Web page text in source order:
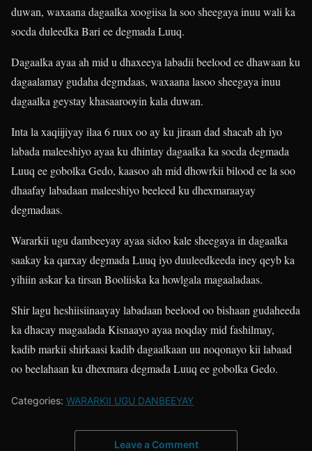
duwan, waxaana dagaalka xoogiisa la soo sheegaya inuu wali ka
socda duleedka Bari ee degmada Luuq.
Dagaalka ayaa ah mid u dhaxeeya labadii beelood ee dhawaan ku
dagaalamay gudaha degmdaas, waxaana lasoo sheegaya inuu
dagaalka geystay khasaarooyin kala duwan.
Inta la xaqiijiyay ilaa 6 ruux oo ay ku jiraan dad shacab ah iyo
labada maleeshiyo ayaa ku dhintay dagaalka ka socda degmada
Luuq ee gobolka Gedo, kaasoo ah mid dhowrkii bilood ee la soo
dhaafay labadaan maleeshiyo beeleed ku dhexmaraayay
degmadaas.
Wararkii ugu dambeeyay ayaa sidoo kale sheegaya in dagaalka
saakay ka qarxay degmada Luuq iyo duuleedkeeda iney qeyb ka
yihiin askar ka tirsan Booliiska ka howlgala magaaladaas.
Shir lagu heshiisiinaayay labadaan beelood oo bishaan gudaheeda
ka dhacay magaalada Kisnaayo ayaa noqday mid fashilmay,
kadib markii shirkaasi kadib dagaalkaan uu noqonayo kii labaad
oo beelahaan ku dhexmara degmada Luuq ee gobolka Gedo.
Categories: WARARKII UGU DANBEEYAY
Leave a Comment